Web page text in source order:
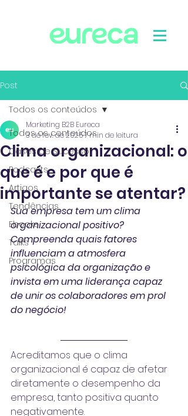
Post
Todos os conteúdos
Cases de Sucesso
Podcasts
Artigos
Tendências
Ebooks
Talks
Programas
Todos os conteúdos
Clima organizacional: o
que é e por que é
importante se atentar?
Marketing B2B Eureca
3 de fev. de 20257 min de leitura
Sua empresa tem um clima
organizacional positivo?
Compreenda quais fatores
influenciam a atmosfera
psicológica da organização e
invista em uma liderança capaz
de unir os colaboradores em prol
do negócio!
Acreditamos que o clima
organizacional é capaz de afetar
diretamente o desempenho da
empresa, tanto positiva quanto
negativamente.